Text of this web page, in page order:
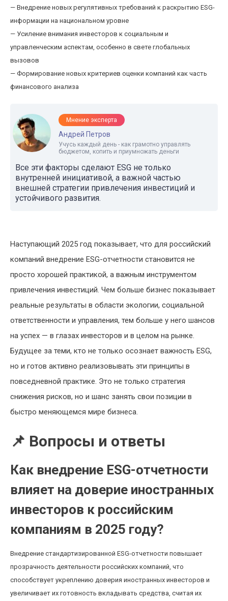
— Внедрение новых регулятивных требований к раскрытию ESG-
информации на национальном уровне
— Усиление внимания инвесторов к социальным и
управленческим аспектам, особенно в свете глобальных
вызовов
— Формирование новых критериев оценки компаний как часть
финансового анализа
Мнение эксперта
Андрей Петров
Учусь каждый день - как грамотно управлять
бюджетом, копить и приумножать деньги
Все эти факторы сделают ESG не только
внутренней инициативой, а важной частью
внешней стратегии привлечения инвестиций и
устойчивого развития.
Наступающий 2025 год показывает, что для российский
компаний внедрение ESG-отчетности становится не
просто хорошей практикой, а важным инструментом
привлечения инвестиций. Чем больше бизнес показывает
реальные результаты в области экологии, социальной
ответственности и управления, тем больше у него шансов
на успех — в глазах инвесторов и в целом на рынке.
Будущее за теми, кто не только осознает важность ESG,
но и готов активно реализовывать эти принципы в
повседневной практике. Это не только стратегия
снижения рисков, но и шанс занять свои позиции в
быстро меняющемся мире бизнеса.
📌 Вопросы и ответы
Как внедрение ESG-отчетности
влияет на доверие иностранных
инвесторов к российским
компаниям в 2025 году?
Внедрение стандартизированной ESG-отчетности повышает
прозрачность деятельности российских компаний, что
способствует укреплению доверия иностранных инвесторов и
увеличивает их готовность вкладывать средства, считая их